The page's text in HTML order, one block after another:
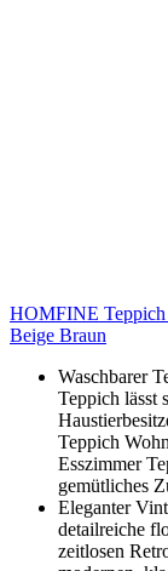
HOMFINE Teppich
Beige Braun
Waschbarer
Teppich lässt
Teppich
Esszimmer
gemütliches
Eleganter
detailreiche
zeitlosen